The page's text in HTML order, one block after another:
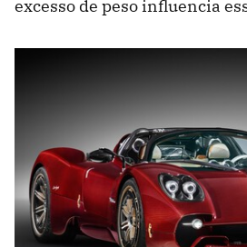
excesso de peso influencia